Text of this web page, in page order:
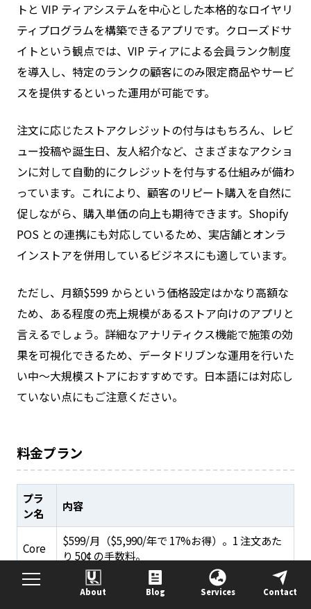
About Blog Services Contact
トと VIP ティアシステムを中心とした本格的なロイヤリ
ティプログラムを構築できるアプリです。クローズドサ
イトという観点では、VIP ティアによる会員ランク制度
を導入し、特定のランクの顧客にのみ限定商品やサービ
スを提供するといった運用が可能です。
注文に応じたストアクレジットの付与はもちろん、レビ
ュー投稿や誕生日、友人紹介など、さまざまなアクショ
ンに対して自動的にクレジットを付与する仕組みが備わ
っています。これにより、顧客のリピート購入を自然に
促しながら、購入単価の向上も期待できます。Shopify
POS との連携にも対応しているため、実店舗とオンラ
インストアを併用しているビジネスにも適しています。
ただし、月額$599 からという価格設定はかなり高額な
ため、ある程度の売上規模があるストア向けのアプリと
言えるでしょう。詳細なアナリティクス機能で施策の効
果を可視化できるため、データドリブンな運用を行いた
い中〜大規模ストアにおすすめです。日本語には対応し
ていない点にもご注意ください。
料金プラン
プラ
ン名
内容
Core
$599/月（$5,990/年で 17%お得）。1 注文あた
り 50¢ の手数料。
Pro
$999/月（$9,990/年で 17%お得）。1 注文あた
り 40¢ の手数料。